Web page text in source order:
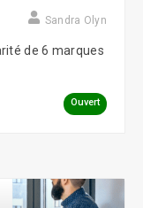
Sandra Olyn
de 6 marques
Ouvert